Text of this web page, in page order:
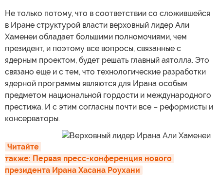
Не только потому, что в соответствии со сложившейся
в Иране структурой власти верховный лидер Али
Хаменеи обладает большими полномочиями, чем
президент, и поэтому все вопросы, связанные с
ядерным проектом, будет решать главный аятолла. Это
связано еще и с тем, что технологические разработки
ядерной программы являются для Ирана особым
предметом национальной гордости и международного
престижа. И с этим согласны почти все – реформисты и
консерваторы.
Читайте
также: Первая пресс-конференция нового
президента Ирана Хасана Роухани